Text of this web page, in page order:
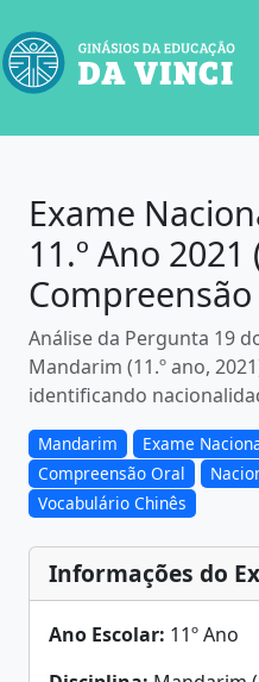
Exame
11.º Ano 2021
Compreensão
Análise da Pergunta 19
Mandarim (11.º ano,
identificando
Mandarim Exame
Compreensão Oral
Vocabulário Chinês
Informações do
Ano Escolar: 11º Ano